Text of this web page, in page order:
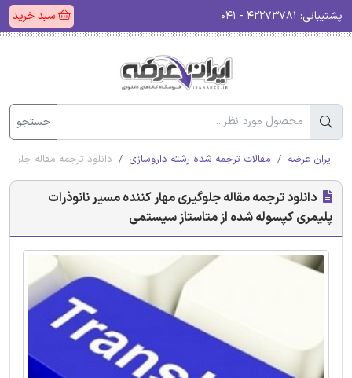
پشتیبانی: سبد خرید
جستجو
ایران عرضه مقالات ترجمه شده رشته داروسازی دانلود ترجمه مقاله
دانلود ترجمه مقاله جلوگیری مهار کننده مسیر نانوذرات
پلیمری کپسوله شده از متاستاز سیستمی